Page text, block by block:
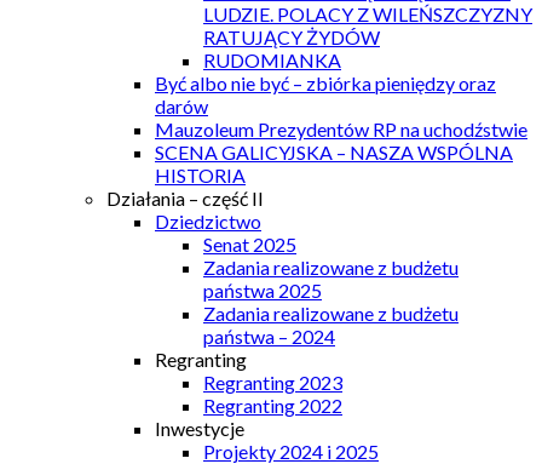
LUDZIE. POLACY Z WILEŃSZCZYZNY
RATUJĄCY ŻYDÓW
RUDOMIANKA
Być albo nie być – zbiórka pieniędzy oraz
darów
Mauzoleum Prezydentów RP na uchodźstwie
SCENA GALICYJSKA – NASZA WSPÓLNA
HISTORIA
Działania – część II
Dziedzictwo
Senat 2025
Zadania realizowane z budżetu
państwa 2025
Zadania realizowane z budżetu
państwa – 2024
Regranting
Regranting 2023
Regranting 2022
Inwestycje
Projekty 2024 i 2025